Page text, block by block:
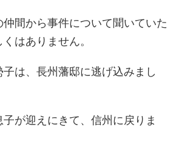
間から事件について聞いていた
はありません。
は、長州藩邸に逃げ込みまし
が迎えにきて、信州に戻りま